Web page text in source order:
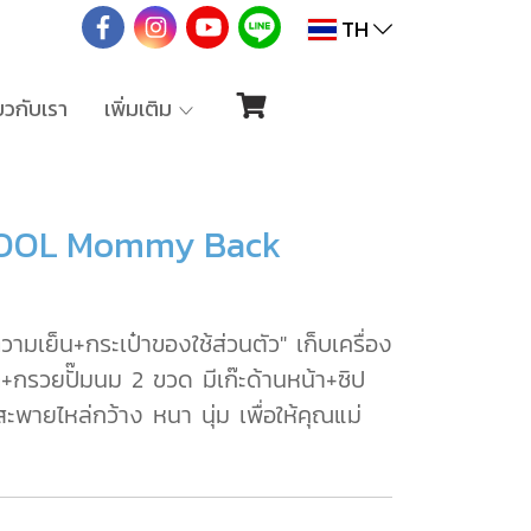
TH
กับเรา เพิ่มเติม
Mommy Back
ามเย็น+กระเป๋าของใช้ส่วนตัว" เก็บเครื่อง
รวยปั๊มนม 2 ขวด มีเก๊ะด้านหน้า+ซิป
พายไหล่กว้าง หนา นุ่ม เพื่อให้คุณแม่